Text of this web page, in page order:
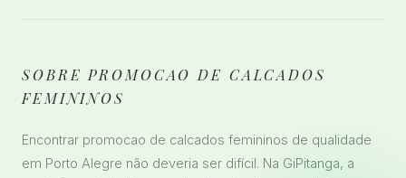
SOBRE PROMOCAO DE CALCADOS
FEMININOS
Encontrar promocao de calcados femininos de qualidade
em Porto Alegre não deveria ser difícil. Na GiPitanga, a